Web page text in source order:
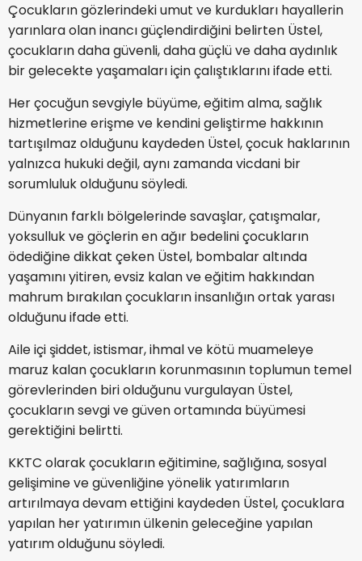
Çocukların gözlerindeki umut ve kurdukları hayallerin
yarınlara olan inancı güçlendirdiğini belirten Üstel,
çocukların daha güvenli, daha güçlü ve daha aydınlık
bir gelecekte yaşamaları için çalıştıklarını ifade etti.
Her çocuğun sevgiyle büyüme, eğitim alma, sağlık
hizmetlerine erişme ve kendini geliştirme hakkının
tartışılmaz olduğunu kaydeden Üstel, çocuk haklarının
yalnızca hukuki değil, aynı zamanda vicdani bir
sorumluluk olduğunu söyledi.
Dünyanın farklı bölgelerinde savaşlar, çatışmalar,
yoksulluk ve göçlerin en ağır bedelini çocukların
ödediğine dikkat çeken Üstel, bombalar altında
yaşamını yitiren, evsiz kalan ve eğitim hakkından
mahrum bırakılan çocukların insanlığın ortak yarası
olduğunu ifade etti.
Aile içi şiddet, istismar, ihmal ve kötü muameleye
maruz kalan çocukların korunmasının toplumun temel
görevlerinden biri olduğunu vurgulayan Üstel,
çocukların sevgi ve güven ortamında büyümesi
gerektiğini belirtti.
KKTC olarak çocukların eğitimine, sağlığına, sosyal
gelişimine ve güvenliğine yönelik yatırımların
artırılmaya devam ettiğini kaydeden Üstel, çocuklara
yapılan her yatırımın ülkenin geleceğine yapılan
yatırım olduğunu söyledi.